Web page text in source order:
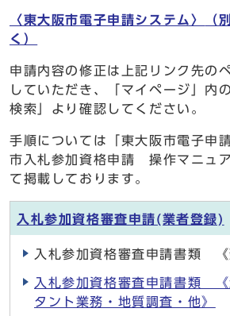
〈東大阪市電子申請システム〉
（
く）
申請内容の修正は上記リンク先の
していただき、「マイページ」内
検索」より確認してください。
手順については「東大阪市電子申
市入札参加資格申請 操作マニュ
て掲載しております。
入札参加資格審査申請(業者登録)
入札参加資格審査申請書類 《
入札参加資格審査申請書類 《
タント業務・地質調査・他》